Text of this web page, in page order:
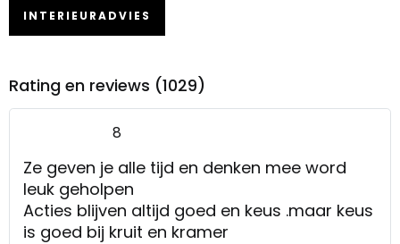
INTERIEURADVIES
Rating en reviews (1029)
8
Ze geven je alle tijd en denken mee word
leuk geholpen
Acties blijven altijd goed en keus .maar keus
is goed bij kruit en kramer